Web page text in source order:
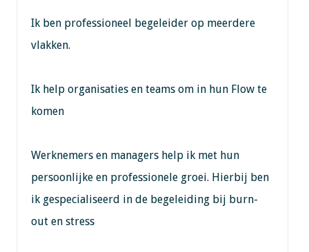
Ik ben professioneel begeleider op meerdere
vlakken.
Ik help organisaties en teams om in hun Flow te
komen
Werknemers en managers help ik met hun
persoonlijke en professionele groei. Hierbij ben
ik gespecialiseerd in de begeleiding bij burn-
out en stress